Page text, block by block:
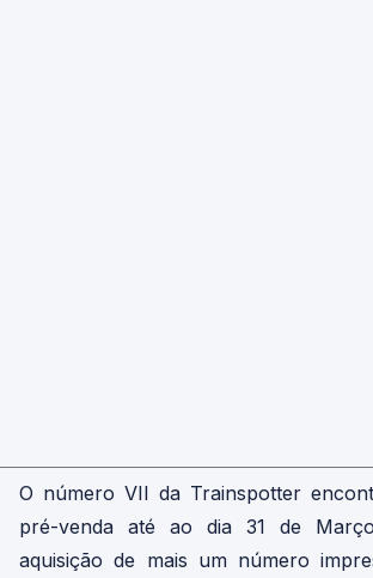
O número VII da Trainspotter
pré-venda até ao dia 31 de
aquisição de mais um número